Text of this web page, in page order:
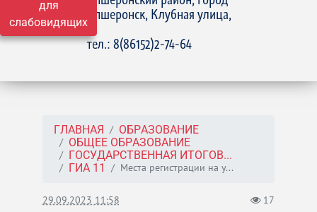
для
слабовидящих Апшеронск, Клубная улица,
15
тел.: 8(86152)2-74-64
ГЛАВНАЯ
ОБРАЗОВАНИЕ
ОБЩЕЕ ОБРАЗОВАНИЕ
ГОСУДАРСТВЕННАЯ ИТОГОВ...
ГИА 11
Места регистрации на у...
29.09.2023 11:58 17